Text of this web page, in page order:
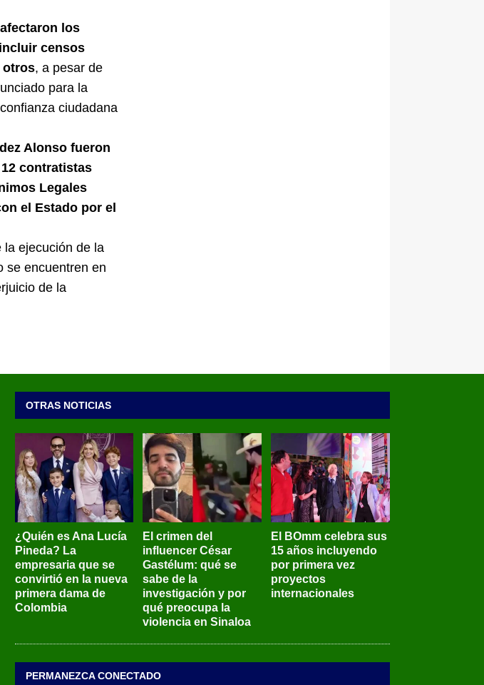
los
censos
otros, a pesar de
para la
ciudadana
Alonso fueron
contratistas
Legales
el Estado por el
la ejecución de la
se encuentren en
de la
OTRAS NOTICIAS
¿Quién es Ana Lucía
Pineda? La
empresaria que se
convirtió en la nueva
primera dama de
Colombia
El crimen del
influencer César
Gastélum: qué se
sabe de la
investigación y por
qué preocupa la
violencia en Sinaloa
El BOmm celebra sus
15 años incluyendo
por primera vez
proyectos
internacionales
PERMANEZCA CONECTADO